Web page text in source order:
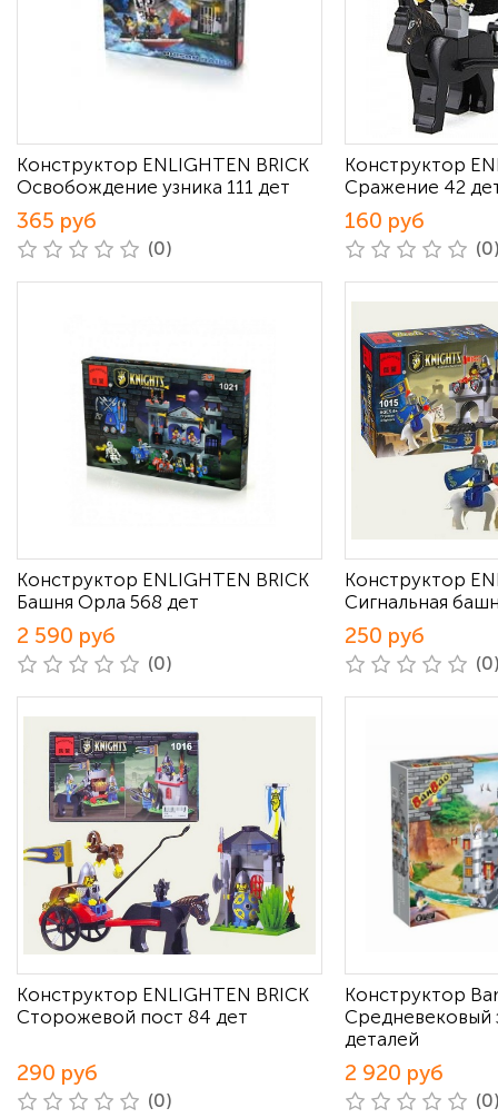
Конструктор ENLIGHTEN BRICK
Освобождение узника 111 дет
365 руб
(0)
Конструктор
Сражение 42
160 руб
Конструктор ENLIGHTEN BRICK
Башня Орла 568 дет
2 590 руб
(0)
Конструктор
Сигнальная
250 руб
Конструктор ENLIGHTEN BRICK
Сторожевой пост 84 дет
290 руб
(0)
Конструктор
Средневековый
деталей
2 920 руб